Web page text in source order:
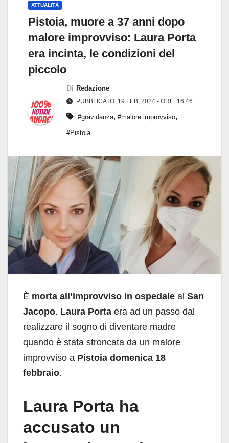
ATTUALITÀ
Pistoia, muore a 37 anni dopo
malore improvviso: Laura Porta
era incinta, le condizioni del
piccolo
Di Redazione
PUBBLICATO: 19 FEB, 2024 - ORE: 16:46
#gravidanza, #malore improvviso,
#Pistoia
È morta all’improvviso in ospedale al San
Jacopo. Laura Porta era ad un passo dal
realizzare il sogno di diventare madre
quando è stata stroncata da un malore
improvviso a Pistoia domenica 18
febbraio.
Laura Porta ha
accusato un